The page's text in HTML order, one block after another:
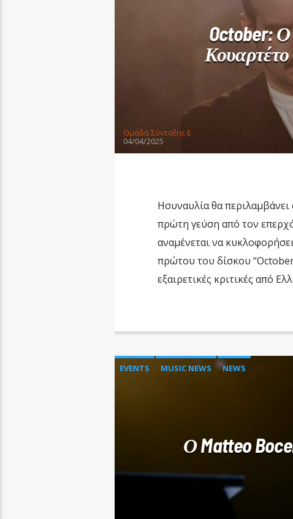
October:
Oμάδα Σύνταξης Ε
04/04/2025
Ησυναυλία θα
πρώτη γεύση από τον
αναμένεται να
πρώτου του δίσκου
εξαιρετικές κριτικές από
EVENTS MUSIC NEWS NEWS
Ο Matteo